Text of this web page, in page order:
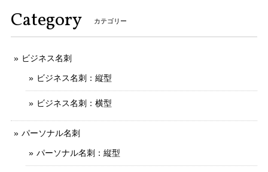
Category カテゴリー
ビジネス名刺
ビジネス名刺：縦型
ビジネス名刺：横型
パーソナル名刺
パーソナル名刺：縦型